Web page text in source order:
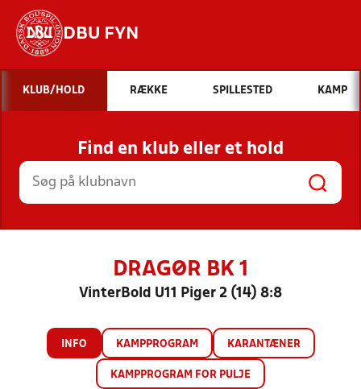
DBU FYN
Hvad vil du søge efter?
INDHOLD OG NYHEDER
STILLINGER, RESULTATER, KLUBBER OG
HOLD
KLUB/HOLD RÆKKE SPILLESTED KAMP
Find en klub eller et hold
DRAGØR BK 1
VinterBold U11 Piger 2 (14) 8:8
INFO KAMPPROGRAM KARANTÆNER
KAMPPROGRAM FOR PULJE